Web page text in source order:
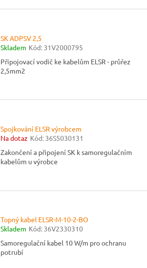
SK ADPSV 2,5
Skladem Kód: 31V2000795
Připojovací vodič ke kabelům ELSR - průřez
2,5mm2
Spojkování ELSR výrobcem
Na dotaz Kód: 36S5030131
Zakončení a připojení SK k samoregulačním
kabelům u výrobce
Topný kabel ELSR-M-10-2-BO
Skladem Kód: 36V2330310
Samoregulační kabel 10 W/m pro ochranu
potrubí